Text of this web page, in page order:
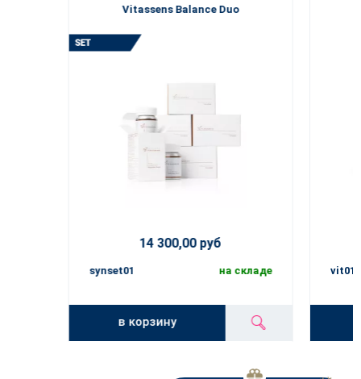
Vitassens Balance Duo
14 300,00 руб
synset01 на складе
в корзину
vit01